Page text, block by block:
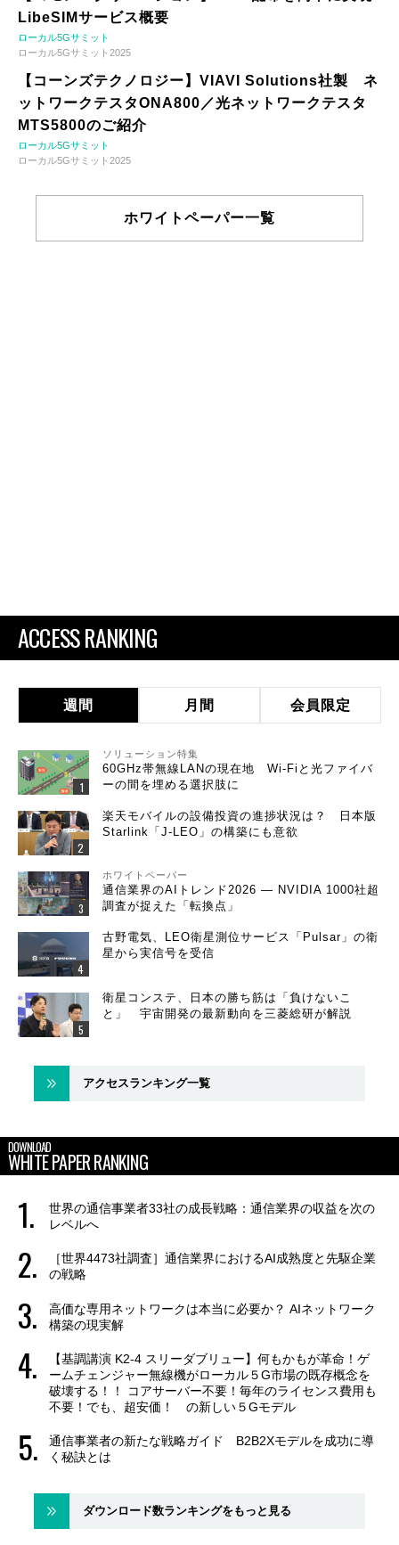
LibeSIMサービス概要
ローカル5Gサミット
ローカル5Gサミット2025
【コーンズテクノロジー】VIAVI Solutions社製 ネ
ットワークテスタONA800／光ネットワークテスタ
MTS5800のご紹介
ローカル5Gサミット
ローカル5Gサミット2025
ホワイトペーパー一覧
ACCESS RANKING
週間 月間 会員限定
ソリューション特集
60GHz帯無線LANの現在地 Wi-Fiと光ファイバ
ーの間を埋める選択肢に
楽天モバイルの設備投資の進捗状況は？ 日本版
Starlink「J-LEO」の構築にも意欲
ホワイトペーパー
通信業界のAIトレンド2026 ― NVIDIA 1000社超
調査が捉えた「転換点」
古野電気、LEO衛星測位サービス「Pulsar」の衛
星から実信号を受信
衛星コンステ、日本の勝ち筋は「負けないこ
と」 宇宙開発の最新動向を三菱総研が解説
アクセスランキング一覧
DOWNLOAD
WHITE PAPER RANKING
世界の通信事業者33社の成長戦略：通信業界の収益を次の
レベルへ
［世界4473社調査］通信業界におけるAI成熟度と先駆企業
の戦略
高価な専用ネットワークは本当に必要か？ AIネットワーク
構築の現実解
【基調講演 K2-4 スリーダブリュー】何もかもが革命！ゲ
ームチェンジャー無線機がローカル５G市場の既存概念を
破壊する！！ コアサーバー不要！毎年のライセンス費用も
不要！でも、超安価！ の新しい５Gモデル
通信事業者の新たな戦略ガイド B2B2Xモデルを成功に導
く秘訣とは
ダウンロード数ランキングをもっと見る